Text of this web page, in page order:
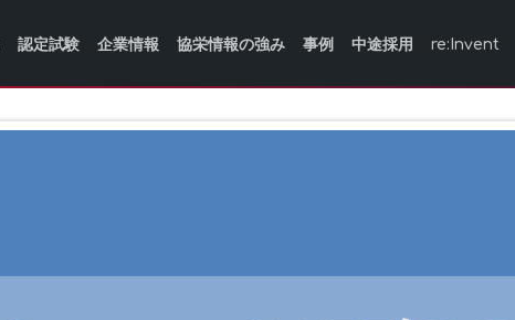
認定試験 企業情報 協栄情報の強み 事例 中途採用 re:Invent